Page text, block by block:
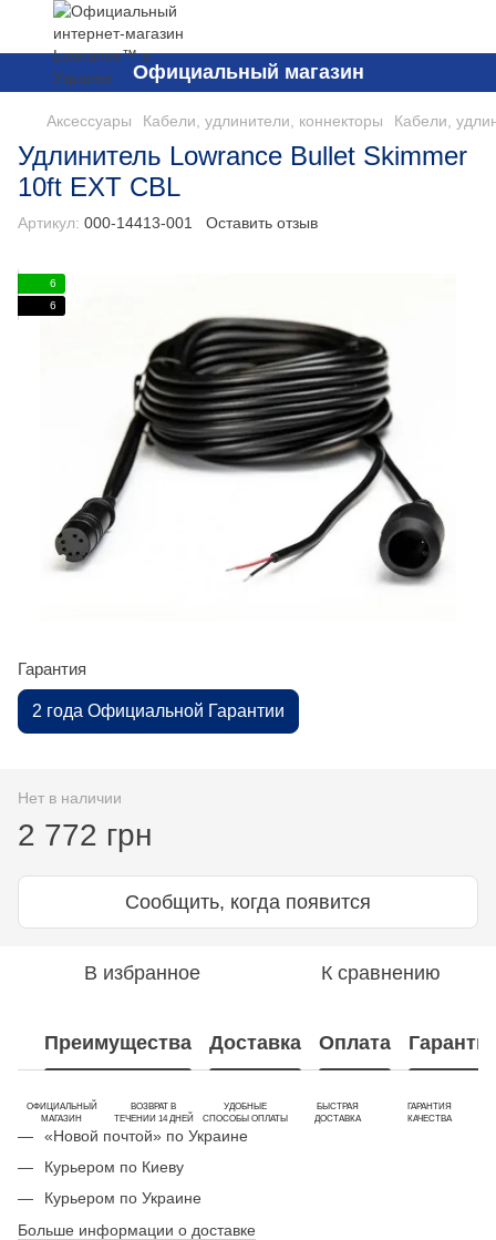
Официальный магазин
Аксессуары Кабели, удлинители, коннекторы Кабели,
Удлинитель Lowrance Bullet Skimmer
10ft EXT CBL
Артикул: 000-14413-001 Оставить отзыв
6
6
Гарантия
2 года Официальной Гарантии
Нет в наличии
2 772 грн
Сообщить, когда появится
В избранное К сравнению
Преимущества Доставка Оплата
ОФИЦИАЛЬНЫЙ
МАГАЗИН
ВОЗВРАТ В
ТЕЧЕНИИ 14 ДНЕЙ
УДОБНЫЕ
СПОСОБЫ ОПЛАТЫ
БЫСТРАЯ
ДОСТАВКА
ГАРАНТИЯ
КАЧЕСТВА
«Новой почтой» по Украине
Курьером по Киеву
Курьером по Украине
Больше информации о доставке